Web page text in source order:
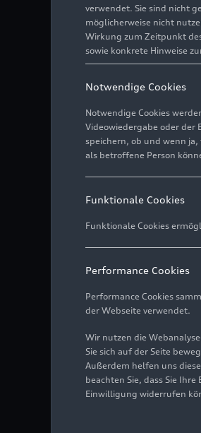
verwendet. Sie sind nicht
möglicherweise nicht
Wirkung zum Zeitpunkt
sowie konkrete Hinweise
Notwendige Cookies
Notwendige Cookies
Videowiedergabe oder der
speichern, ob und wenn
als betroffene Person
Funktionale Cookies
Funktionale Cookies
Performance Cookies
Performance Cookies
der Webseite verwendet.
Wir nutzen die
Sie sich auf der Seite
Außerdem helfen uns
beachten Sie, dass Sie
Einwilligung widerrufen